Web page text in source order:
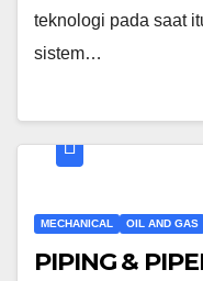
teknologi pada saat
sistem…
MECHANICAL OIL AND GAS
PIPING &